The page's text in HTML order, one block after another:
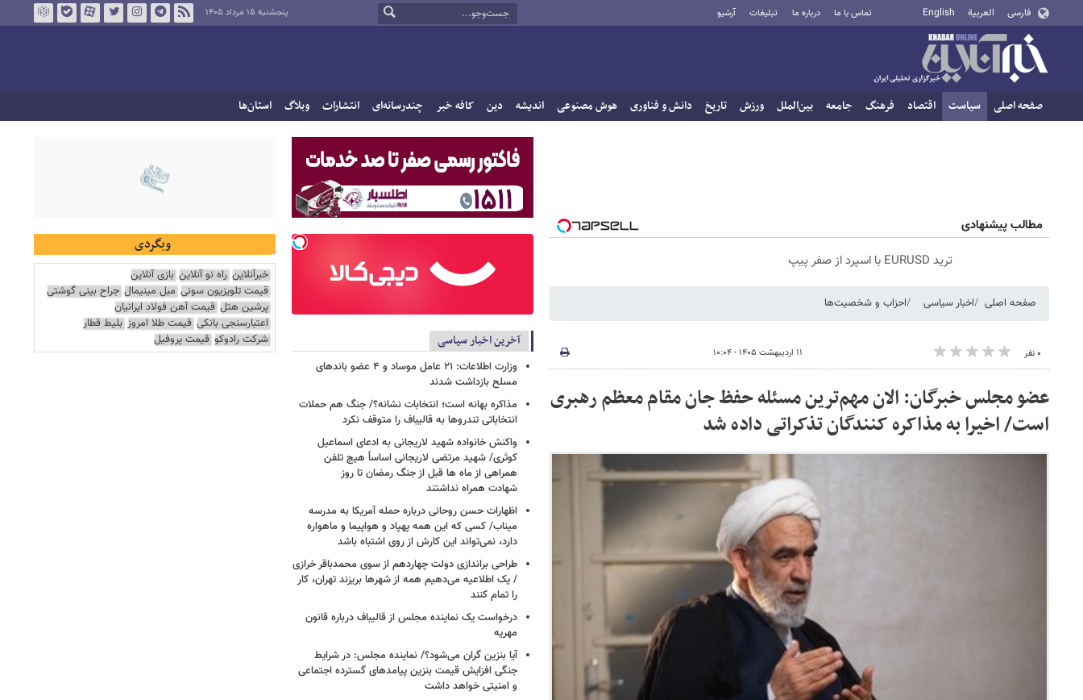
فارسی العربية English تماس با ما درباره ما تبلیغات آرشیو پنجشنبه ۱۵ مرداد ۱۴۰۵
صفحه اصلی سیاست اقتصاد فرهنگ جامعه بین‌الملل ورزش تاریخ دانش و فناوری هوش مصنوعی اندیشه دین کافه خبر چندرسانه‌ای انتشارات وبلاگ استان‌ها
مطالب پیشنهادی
ترید EURUSD با اسپرد از صفر پیپ
صفحه اصلی اخبار سیاسی احزاب و شخصیت‌ها
۰ نفر ۱۱ اردیبهشت ۱۴۰۵ - ۱۰:۰۴
عضو مجلس خبرگان: الان مهم‌ترین مسئله حفظ جان مقام معظم رهبری
است/ اخیرا به مذاکره کنندگان تذکراتی داده شد
آخرین اخبار سیاسی
وزارت اطلاعات: ۲۱ عامل موساد و ۴ عضو باندهای
مسلح بازداشت شدند
مذاکره بهانه است؛ انتخابات نشانه؟/ جنگ هم حملات
انتخاباتی تندروها به قالیباف را متوقف نکرد
واکنش خانواده شهید لاریجانی به ادعای اسماعیل
کوثری/ شهید مرتضی لاریجانی اساساً هیچ تلفن
همراهی از ماه ها قبل از جنگ رمضان تا روز
شهادت همراه نداشتند
اظهارات حسن روحانی درباره حمله آمریکا به مدرسه
میناب/ کسی که این همه پهپاد و هواپیما و ماهواره
دارد، نمی‌تواند این کارش از روی اشتباه باشد
طراحی براندازی دولت چهاردهم از سوی محمدباقر خرازی
/ یک اطلاعیه می‌دهیم همه از شهرها بریزند تهران، کار
را تمام کنند
درخواست یک نماینده مجلس از قالیباف درباره قانون
مهریه
آیا بنزین گران می‌شود؟/ نماینده مجلس: در شرایط
جنگی افزایش قیمت بنزین پیامدهای گسترده اجتماعی
و امنیتی خواهد داشت
وبگردی
خبرآنلاین راه نو آنلاین بازی آنلاین
قیمت تلویزیون سونی مبل مینیمال جراح بینی گوشتی
پرشین هتل قیمت آهن فولاد ایرانیان
اعتبارسنجی بانکی قیمت طلا امروز بلیط قطار
شرکت رادوکو قیمت پروفیل